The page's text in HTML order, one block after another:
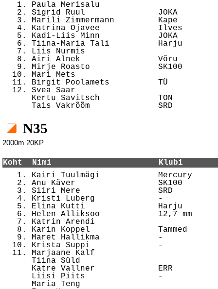
1. Paula Merisalu
2. Sigrid Ruul               JOKA
3. Marili Zimmermann         Kape
4. Katrina Ojavee            Ilves
5. Kadi-Liis Minn            JOKA
6. Tiina-Maria Tali          Harju
7. Liis Nurmis
8. Airi Alnek                Võru
9. Mirje Roasto              SK100
10. Mari Mets
11. Birgit Poolamets          TÜ
12. Svea Saar
Kertu Savitsch            TON
N35
2000m 20KP
Koht  Nimi                      Klubi
1. Kairi Tuulmägi            Mercury
2. Anu Käver                 SK100
3. Siiri Mere                SRD
4. Kristi Luberg             -
5. Elina Kutti               Harju
6. Helen Alliksoo            12,7 mm
7. Katrin Arendi
8. Karin Koppel              Tammed
9. Maret Hallikma            -
10. Krista Suppi              -
11. Marjaane Kalf
Tiina Süld
Katre Vallner
Liisi Piits               -
Maria Teng